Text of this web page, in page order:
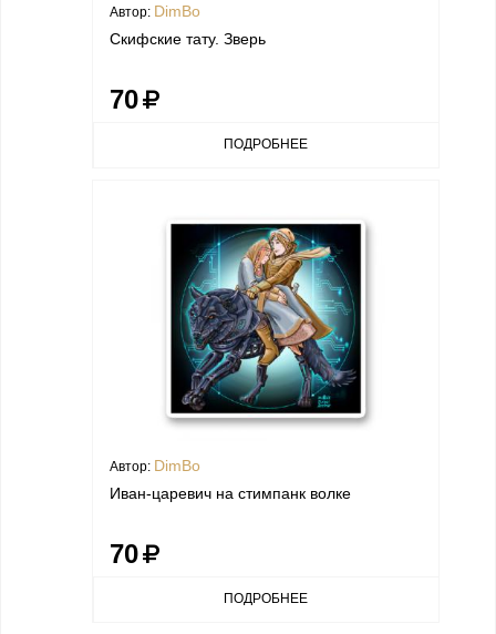
Автор: DimBo
Скифские тату. Зверь
70
ПОДРОБНЕЕ
Автор: DimBo
Иван-царевич на стимпанк волке
70
ПОДРОБНЕЕ